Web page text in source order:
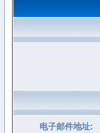
电子邮件地址: